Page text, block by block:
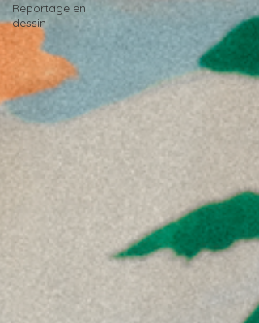
Reportage en
dessin